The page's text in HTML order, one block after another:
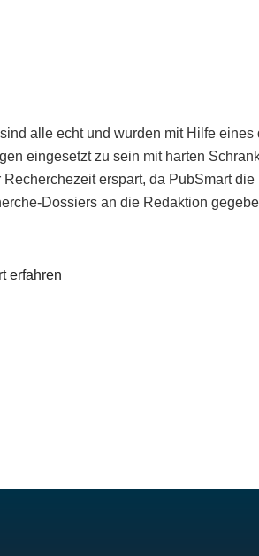
alle echt und wurden mit Hilfe
eingesetzt zu sein mit harten
erspart, da PubSmart
Dossiers an die Redaktion
erfahren